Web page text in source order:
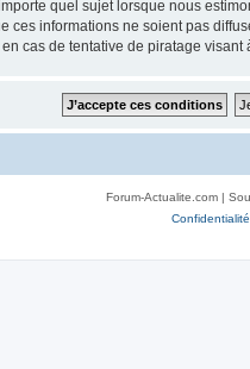
quel sujet lorsque nous
informations ne soient pas
cas de tentative de piratage visant
Forum-Actualite.com |
Confidentialité